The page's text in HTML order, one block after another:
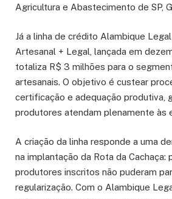
Agricultura e Abastecimento de SP,
Já a linha de crédito Alambique
Artesanal + Legal, lançada em
totaliza R$ 3 milhões para o
artesanais. O objetivo é custear
certificação e adequação produtiva,
produtores atendam plenamente às
A criação da linha responde a uma
na implantação da Rota da Cachaça:
produtores inscritos não puderam
regularização. Com o Alambique